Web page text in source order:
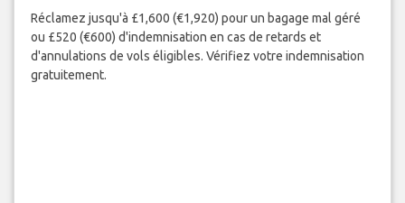
Réclamez jusqu'à £1,600 (€1,920) pour un bagage mal géré
ou £520 (€600) d'indemnisation en cas de retards et
d'annulations de vols éligibles. Vérifiez votre indemnisation
gratuitement.